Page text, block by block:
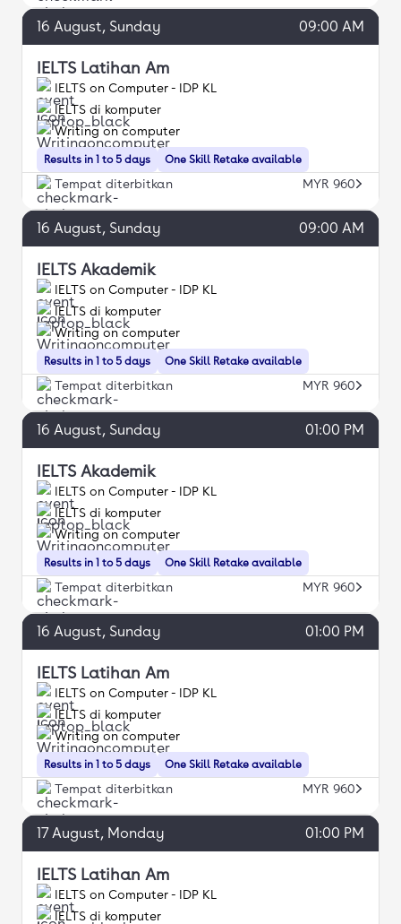
16 August, Sunday 09:00 AM
IELTS Latihan Am
IELTS on Computer - IDP KL
Results in 1 to 5 days
IELTS di komputer
Writing on computer
One Skill Retake available
Tempat diterbitkan MYR 960
16 August, Sunday 09:00 AM
IELTS Akademik
IELTS on Computer - IDP KL
Results in 1 to 5 days
IELTS di komputer
Writing on computer
One Skill Retake available
Tempat diterbitkan MYR 960
16 August, Sunday 01:00 PM
IELTS Akademik
IELTS on Computer - IDP KL
Results in 1 to 5 days
IELTS di komputer
Writing on computer
One Skill Retake available
Tempat diterbitkan MYR 960
16 August, Sunday 01:00 PM
IELTS Latihan Am
IELTS on Computer - IDP KL
Results in 1 to 5 days
IELTS di komputer
Writing on computer
One Skill Retake available
Tempat diterbitkan MYR 960
17 August, Monday 01:00 PM
IELTS Latihan Am
IELTS on Computer - IDP KL
IELTS di komputer